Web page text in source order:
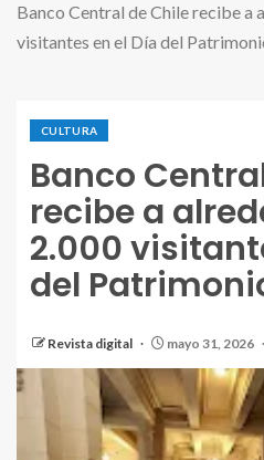
Banco Central de Chile recibe a
visitantes en el Día del
CULTURA
Banco
recibe a
2.000
del
Revista digital mayo 31, 2026